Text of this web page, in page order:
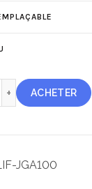
de Jerrycan
ACHETER
JGA100